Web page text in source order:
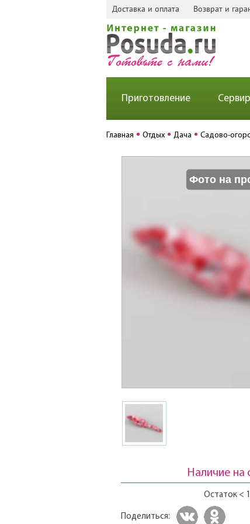
Доставка и оплата Возврат и
Приготовление
Главная Отдых Дача Садово-
Фото на
Наличие на
Остаток <
Поделиться: